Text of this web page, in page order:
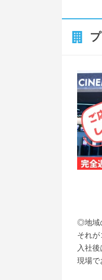
◎地域
それが
入社
現場で